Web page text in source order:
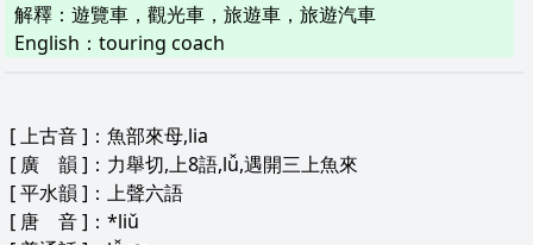
解釋 ： 遊覽車，觀光車，旅遊車，旅遊汽車
English： touring coach
[上古音]：魚部來母,lia
[ 廣 韻 ]：力舉切,上8語,lǚ,遇開三上魚來
[平水韻 ]：上聲六語
[ 唐 音]：*liǔ